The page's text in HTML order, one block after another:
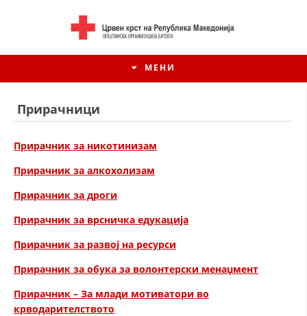
МЕНИ
СТРУКТУРА НА ОРГАНИЗАЦИЈАТА
Прирачници
Прирачник за никотинизам
Прирачник за алкохолизам
Прирачник за дроги
Прирачник за врсничка едукација
Прирачник за развој на ресурси
Прирачник за обука за волонтерски менаџмент
Прирачник – За млади мотиватори во
крводарителството